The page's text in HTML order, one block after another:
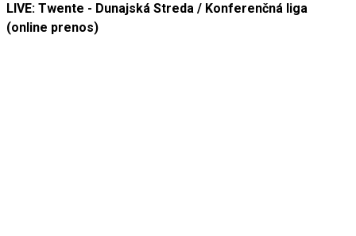
LIVE: Twente - Dunajská Streda / Konferenčná liga
(online prenos)